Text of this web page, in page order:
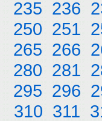
235 236
250 251
265 266
280 281
295 296
310 311